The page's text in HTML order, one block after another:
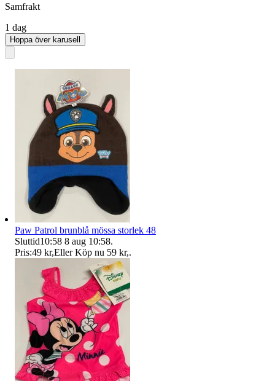
Samfrakt
1 dag
Hoppa över karusell
Paw Patrol brunblå mössa storlek 48
Sluttid10:58 8 aug 10:58.
Pris:49 kr,Eller Köp nu 59 kr,.